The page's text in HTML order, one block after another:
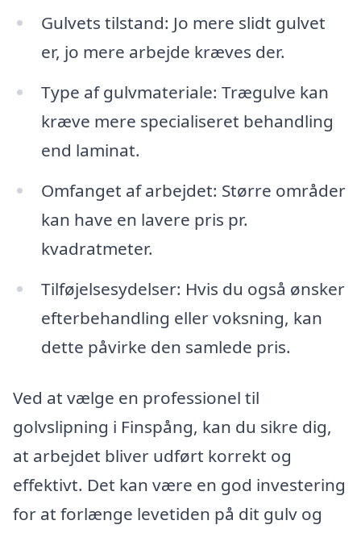
Gulvets tilstand: Jo mere slidt gulvet
er, jo mere arbejde kræves der.
Type af gulvmateriale: Trægulve kan
kræve mere specialiseret behandling
end laminat.
Omfanget af arbejdet: Større områder
kan have en lavere pris pr.
kvadratmeter.
Tilføjelsesydelser: Hvis du også ønsker
efterbehandling eller voksning, kan
dette påvirke den samlede pris.
Ved at vælge en professionel til
golvslipning i Finspång, kan du sikre dig,
at arbejdet bliver udført korrekt og
effektivt. Det kan være en god investering
for at forlænge levetiden på dit gulv og